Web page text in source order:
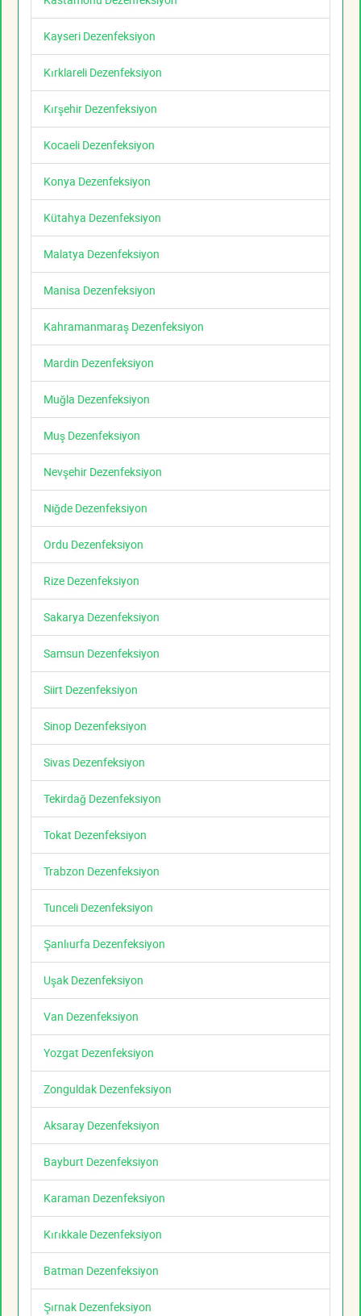
Kayseri Dezenfeksiyon
Kırklareli Dezenfeksiyon
Kırşehir Dezenfeksiyon
Kocaeli Dezenfeksiyon
Konya Dezenfeksiyon
Kütahya Dezenfeksiyon
Malatya Dezenfeksiyon
Manisa Dezenfeksiyon
Kahramanmaraş Dezenfeksiyon
Mardin Dezenfeksiyon
Muğla Dezenfeksiyon
Muş Dezenfeksiyon
Nevşehir Dezenfeksiyon
Niğde Dezenfeksiyon
Ordu Dezenfeksiyon
Rize Dezenfeksiyon
Sakarya Dezenfeksiyon
Samsun Dezenfeksiyon
Siirt Dezenfeksiyon
Sinop Dezenfeksiyon
Sivas Dezenfeksiyon
Tekirdağ Dezenfeksiyon
Tokat Dezenfeksiyon
Trabzon Dezenfeksiyon
Tunceli Dezenfeksiyon
Şanlıurfa Dezenfeksiyon
Uşak Dezenfeksiyon
Van Dezenfeksiyon
Yozgat Dezenfeksiyon
Zonguldak Dezenfeksiyon
Aksaray Dezenfeksiyon
Bayburt Dezenfeksiyon
Karaman Dezenfeksiyon
Kırıkkale Dezenfeksiyon
Batman Dezenfeksiyon
Şırnak Dezenfeksiyon